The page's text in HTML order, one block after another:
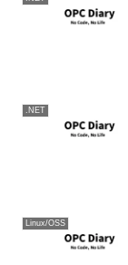
.NET
Linux/OSS